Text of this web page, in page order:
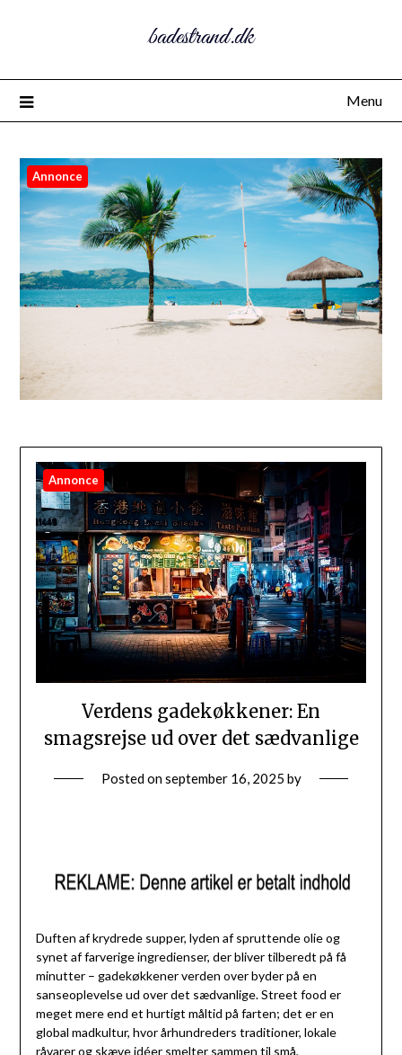
badestrand.dk
Menu
Annonce
Annonce
Verdens gadekøkkener: En
smagsrejse ud over det sædvanlige
Posted onseptember 16, 2025 by
Duften af krydrede supper, lyden af spruttende olie og
synet af farverige ingredienser, der bliver tilberedt på få
minutter – gadekøkkener verden over byder på en
sanseoplevelse ud over det sædvanlige. Street food er
meget mere end et hurtigt måltid på farten; det er en
global madkultur, hvor århundreders traditioner, lokale
råvarer og skæve idéer smelter sammen til små,